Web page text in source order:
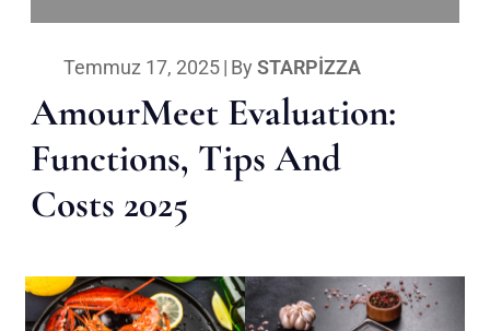
Temmuz 17, 2025| By STARPIZZA
AmourMeet Evaluation:
Functions, Tips And
Costs 2025